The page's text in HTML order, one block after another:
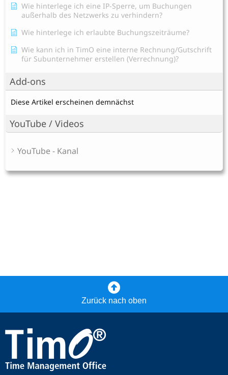
Wie hinterlege ich eine IP-Sperre, um Buchungen
außerhalb des Netzwerks zu verhindern?
Wie hinterlege ich erlaubte Buchungszeiträume?
Wie kann ich in TimO eine interne Rechnung/Gutschrift
für Subunternehmer erstellen (Verrechnung)?
Add-ons
Diese Artikel erscheinen demnächst
YouTube / Videos
YouTube - Kanal
Zurück nach oben